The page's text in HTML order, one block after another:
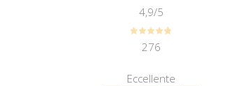
4,9/5
276
Eccellente